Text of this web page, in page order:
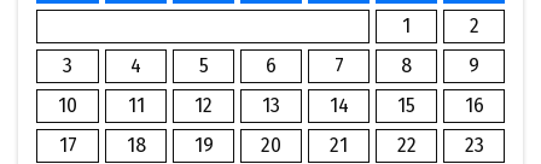
1
2
3
4 5 6 7 8
9
10
11 12 13 14 15
16
17
18 19 20 21 22
23